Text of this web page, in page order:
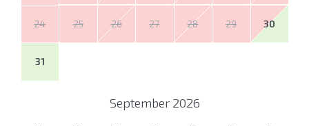
24 25 26 27 28 29 30
31
September 2026